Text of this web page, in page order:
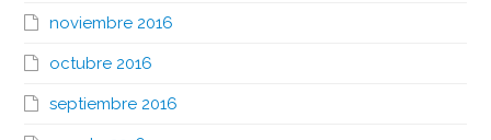
noviembre 2016
octubre 2016
septiembre 2016